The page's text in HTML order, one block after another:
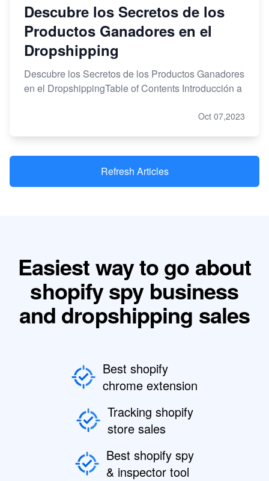
Descubre los Secretos de los
Productos Ganadores en el
Dropshipping
Descubre los Secretos de los Productos Ganadores
en el DropshippingTable of Contents Introducción a
Oct 07,2023
Refresh Articles
Easiest way to go about
shopify spy business
and dropshipping sales
Best shopify
chrome extension
Tracking shopify
store sales
Best shopify spy
& inspector tool